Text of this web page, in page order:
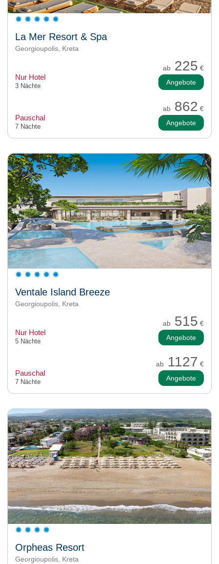
La Mer Resort & Spa
Georgioupolis, Kreta
ab 225 €
Nur Hotel
3 Nächte Angebote
ab 862 €
Pauschal
7 Nächte Angebote
Ventale Island Breeze
Georgioupolis, Kreta
ab 515 €
Nur Hotel
5 Nächte Angebote
ab 1127 €
Pauschal
7 Nächte Angebote
Orpheas Resort
Georgioupolis, Kreta